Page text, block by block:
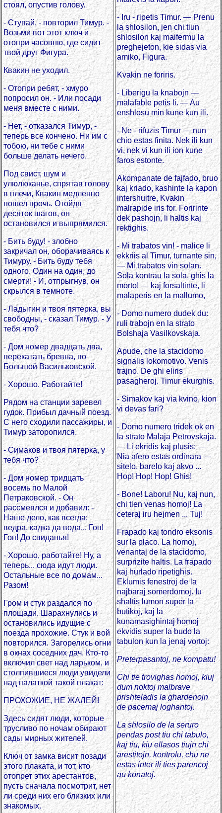
стоял, опустив голову.
- Ступай, - повторил Тимур. -
Возьми вот этот ключ и
отопри часовню, где сидит
твой друг Фигура.
Квакин не уходил.
- Отопри ребят, - хмуро
попросил он. - Или посади
меня вместе с ними.
- Нет, - отказался Тимур, -
теперь все кончено. Ни им с
тобою, ни тебе с ними
больше делать нечего.
Под свист, шум и
улюлюканье, спрятав голову
в плечи, Квакин медленно
пошел прочь. Отойдя
десяток шагов, он
остановился и выпрямился.
- Бить буду! - злобно
закричал он, оборачиваясь к
Тимуру. - Бить буду тебя
одного. Один на один, до
смерти! - И, отпрыгнув, он
скрылся в темноте.
- Ладыгин и твоя пятерка, вы
свободны, - сказал Тимур. - У
тебя что?
- Дом номер двадцать два,
перекатать бревна, по
Большой Васильковской.
- Хорошо. Работайте!
Рядом на станции заревел
гудок. Прибыл дачный поезд.
С него сходили пассажиры, и
Тимур заторопился.
- Симаков и твоя пятерка, у
тебя что?
- Дом номер тридцать
восемь по Малой
Петраковской. - Он
рассмеялся и добавил: -
Наше дело, как всегда:
ведра, кадка да вода... Гоп!
Гоп! До свиданья!
- Хорошо, работайте! Ну, а
теперь... сюда идут люди.
Остальные все по домам...
Разом!
Гром и стук раздался по
площади. Шарахнулись и
остановились идущие с
поезда прохожие. Стук и вой
повторился. Загорелись огни
в окнах соседних дач. Кто-то
включил свет над ларьком, и
столпившиеся люди увидели
над палаткой такой плакат:
ПРОХОЖИЕ, НЕ ЖАЛЕЙ!
Здесь сидят люди, которые
трусливо по ночам обирают
сады мирных жителей.
Ключ от замка висит позади
этого плаката, и тот, кто
отопрет этих арестантов,
пусть сначала посмотрит, нет
ли среди них его близких или
знакомых.
- Iru - ripetis Timur. — Prenu
la shlosilon, jen chi tiun
shlosilon kaj maifermu la
preghejeton, kie sidas via
amiko, Figura.
Kvakin ne foriris.
- Liberigu la knabojn —
malafable petis li. — Au
enshlosu min kune kun ili.
- Ne - rifuzis Timur — nun
chio estas finita. Nek ili kun
vi, nek vi kun ili ion kune
faros estonte.
Akompanate de fajfado, bruo
kaj kriado, kashinte la kapon
intershuitre, Kvakin
malrapide iris for. Foririnte
dek pashojn, li haltis kaj
rektighis.
- Mi trabatos vin! - malice li
ekkriis al Timur, turnante sin,
— Mi trabatos vin solan.
Sola kontrau la sola, ghis la
morto! — kaj forsaltinte, li
malaperis en la mallumo,
- Domo numero dudek du:
ruli trabojn en la strato
Bolshaja Vasilkovskaja.
Apude, che la stacidomo
signalis lokomotivo. Venis
trajno. De ghi eliris
pasagheroj. Timur ekurghis.
- Simakov kaj via kvino, kion
vi devas fari?
- Domo numero tridek ok en
la strato Malaja Petrovskaja.
— Li ekridis kaj plusis: —
Nia afero estas ordinara —
sitelo, barelo kaj akvo ...
Hop! Hop! Hop! Ghis!
- Bone! Laboru! Nu, kaj nun,
chi tien venas homoj! La
ceteraj iru hejmen ... Tuj!
Frapado kaj tondro eksonis
sur la placo. La homoj,
venantaj de la stacidomo,
surprizite haltis. La frapado
kaj hurlado ripetighis.
Eklumis fenestroj de la
najbaraj somerdomoj. Iu
shaltis lumon super la
butikoj, kaj la
kunamasighintaj homoj
ekvidis super la budo la
tabulon kun la jenaj vortoj:
Preterpasantoj, ne kompatu!
Chi tie trovighas homoj, kiuj
dum noktoj malbrave
prishteladis la ghardenojn
de pacemaj loghantoj.
La shlosilo de la seruro
pendas post tiu chi tabulo,
kaj tiu, kiu ellasos tiujn chi
arestitojn, kontrolu, chu ne
estas inter ili ties parencoj
au konatoj.